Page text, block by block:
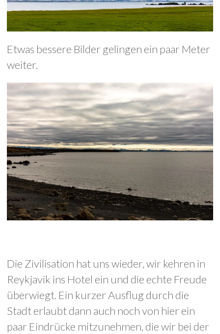
Etwas bessere Bilder gelingen ein paar Meter
weiter.
Die Zivilisation hat uns wieder, wir kehren in
Reykjavik ins Hotel ein und die echte Freude
überwiegt. Ein kurzer Ausflug durch die
Stadt erlaubt dann auch noch von hier ein
paar Eindrücke mitzunehmen, die wir bei der